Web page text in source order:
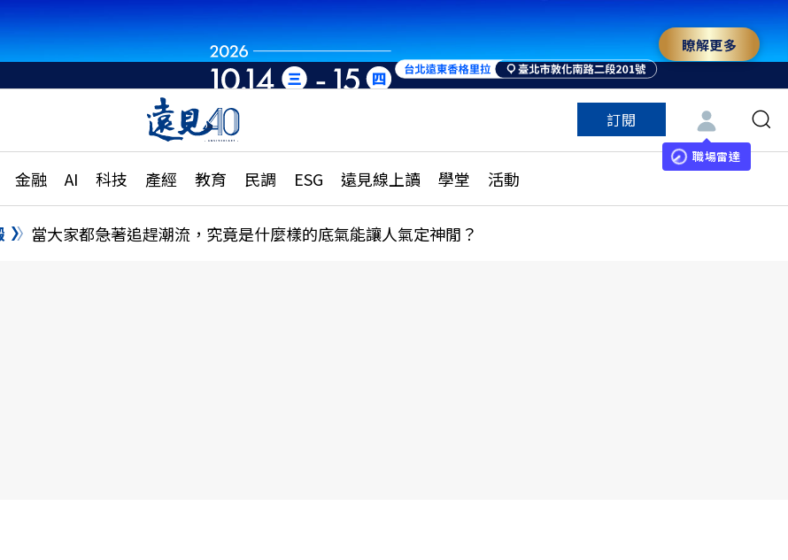
瞭解更多
訂閱
職場雷達
金融 AI 科技 產經 教育 民調 ESG 遠見線上讀 學堂 活動
國際
特輯
大學升學、職涯攻略
縣市施政調查全解析
民調
更多訂閱方案
特色頻道
當大家都急著追趕潮流，究竟是什麼樣的底氣能讓人氣定神閒？